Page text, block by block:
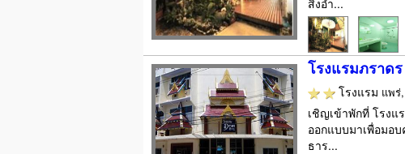
สิ่งอำ...
โรงแรมภราดร
โรงแรม แพร่
เชิญเข้าพักที่ โรงแ
ออกแบบมาเพื่อมอ
ธาร...